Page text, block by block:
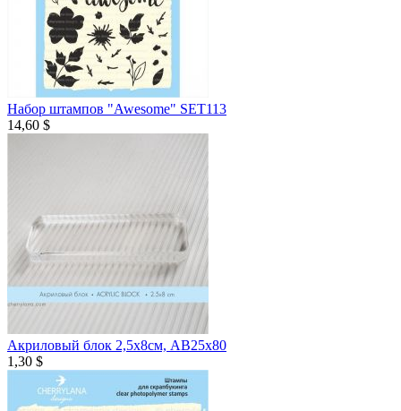
Набор штампов "Awesome" SET113
14,60 $
Акриловый блок 2,5х8см, AB25x80
1,30 $